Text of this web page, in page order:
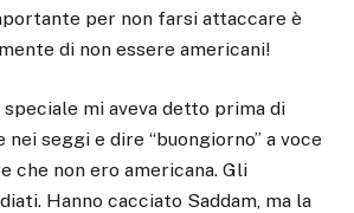
per non farsi attaccare è
di non essere americani!
mi aveva detto prima di
seggi e dire “buongiorno” a voce
che non ero americana. Gli
Hanno cacciato Saddam, ma la